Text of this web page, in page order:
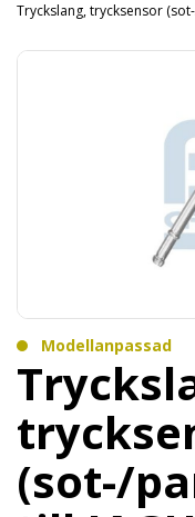
Tryckslang, trycksensor
Modellanpassad
(sot-/